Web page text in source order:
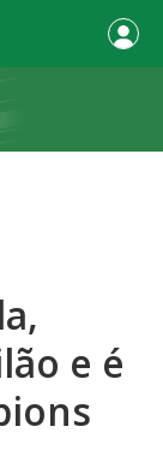
e é